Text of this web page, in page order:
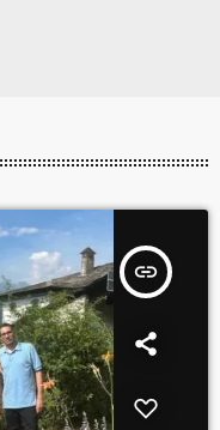
insert_link